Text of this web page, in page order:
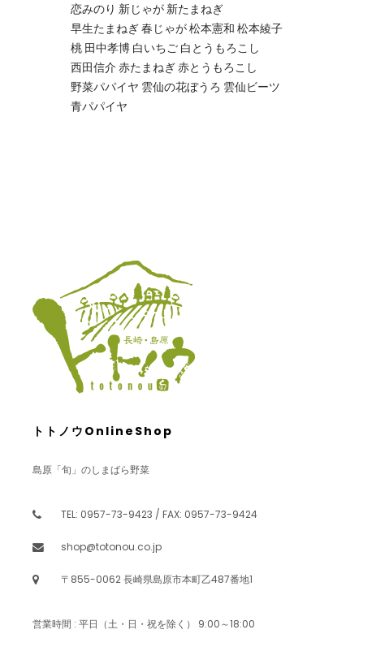
恋みのり 新じゃが新たまねぎ
早生たまねぎ春じゃが松本憲和 松本綾子
桃 田中孝博 白いちご 白とうもろこし
西田信介 赤たまねぎ赤とうもろこし
野菜パパイヤ 雲仙の花ぼうろ 雲仙ビーツ
青パパイヤ
トトノウOnlineShop
島原「旬」のしまばら野菜
TEL: 0957-73-9423 / FAX: 0957-73-9424
shop@totonou.co.jp
〒855-0062 長崎県島原市本町乙487番地1
営業時間 : 平日（土・日・祝を除く） 9:00～18:00